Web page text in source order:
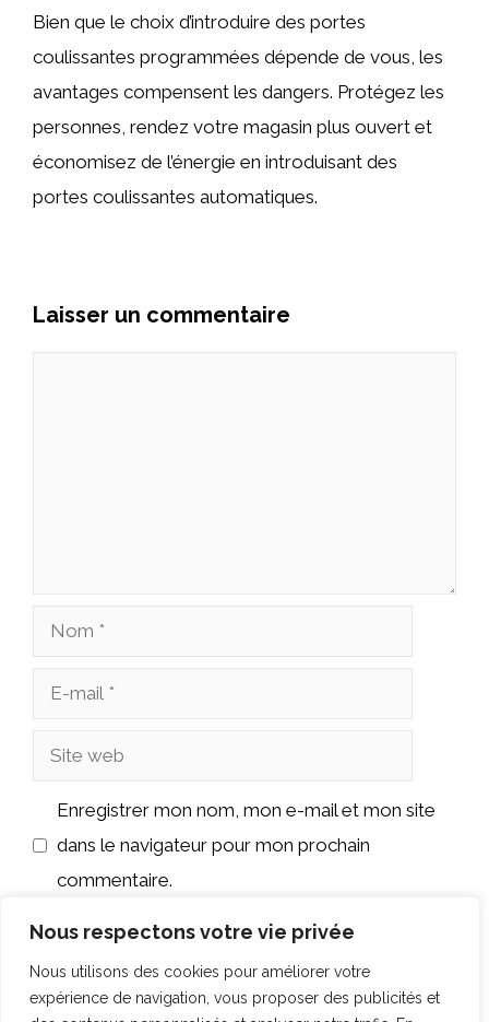
Nous respectons votre vie privée
Nous utilisons des cookies pour améliorer votre
expérience de navigation, vous proposer des publicités et
Bien que le choix d’introduire des portes
coulissantes programmées dépende de vous, les
avantages compensent les dangers. Protégez les
personnes, rendez votre magasin plus ouvert et
économisez de l’énergie en introduisant des
portes coulissantes automatiques.
Laisser un commentaire
Nom
Site
Enregistrer mon nom, mon e-mail et mon site
dans le navigateur pour mon prochain
commentaire.